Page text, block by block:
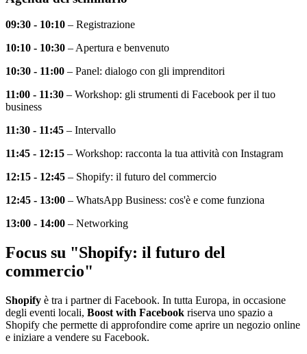
09:30 - 10:10 – Registrazione
10:10 - 10:30 – Apertura e benvenuto
10:30 - 11:00 – Panel: dialogo con gli imprenditori
11:00 - 11:30 – Workshop: gli strumenti di Facebook per il tuo
business
11:30 - 11:45 – Intervallo
11:45 - 12:15 – Workshop: racconta la tua attività con Instagram
12:15 - 12:45 – Shopify: il futuro del commercio
12:45 - 13:00 – WhatsApp Business: cos'è e come funziona
13:00 - 14:00 – Networking
Focus su "Shopify: il futuro del
commercio"
Shopify è tra i partner di Facebook. In tutta Europa, in occasione
degli eventi locali, Boost with Facebook riserva uno spazio a
Shopify che permette di approfondire come aprire un negozio online
e iniziare a vendere su Facebook.